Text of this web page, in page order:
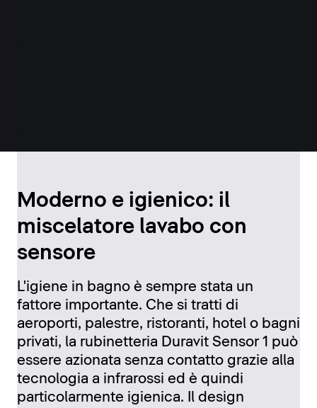
Moderno e igienico: il
miscelatore lavabo con
sensore
L'igiene in bagno è sempre stata un
fattore importante. Che si tratti di
aeroporti, palestre, ristoranti, hotel o bagni
privati, la rubinetteria Duravit Sensor 1 può
essere azionata senza contatto grazie alla
tecnologia a infrarossi ed è quindi
particolarmente igienica. Il design